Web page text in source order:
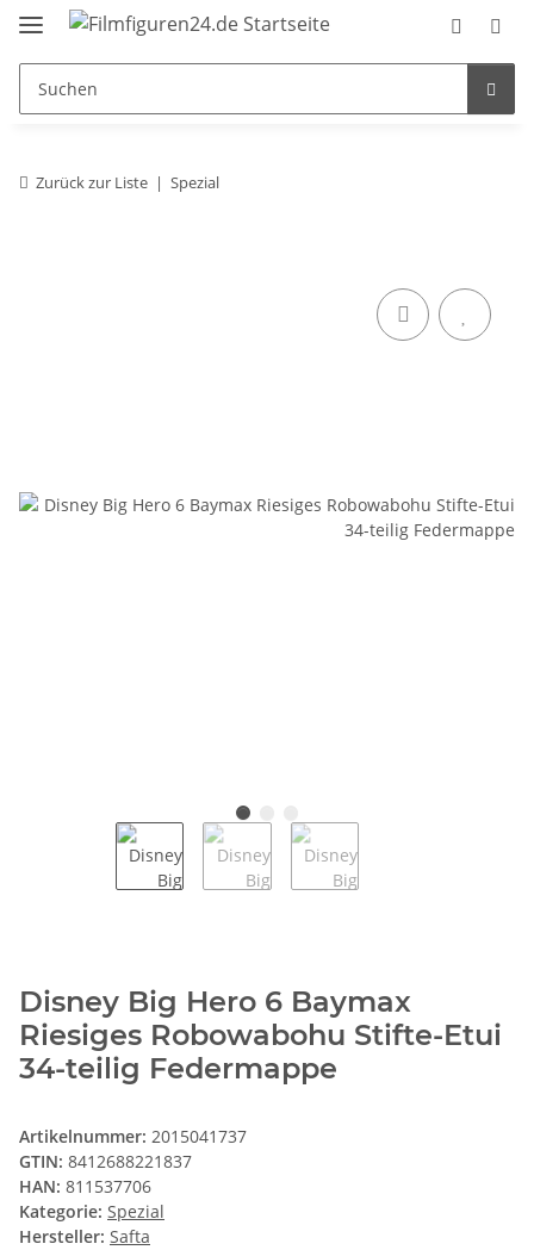
Zurück zur Liste Spezial
Disney Big Hero 6 Baymax
Riesiges Robowabohu Stifte-Etui
34-teilig Federmappe
Artikelnummer: 2015041737
GTIN: 8412688221837
HAN: 811537706
Kategorie: Spezial
Hersteller: Safta